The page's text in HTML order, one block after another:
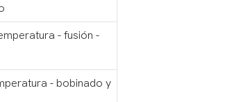
- fusión -
- bobinado y